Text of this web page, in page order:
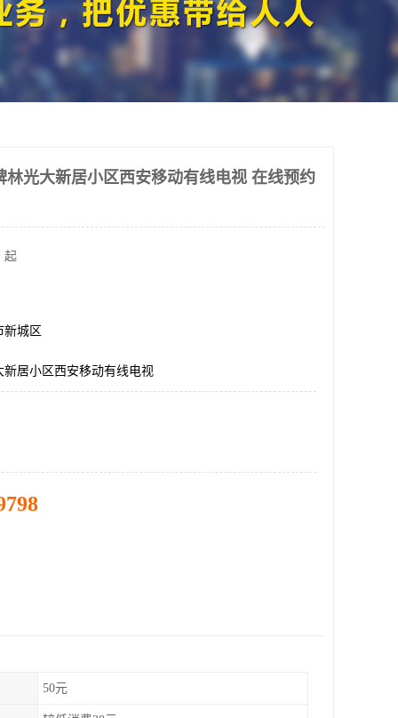
林光大新居小区西安移动有线电视 在线预约
起
新城区
新居小区西安移动有线电视
50元